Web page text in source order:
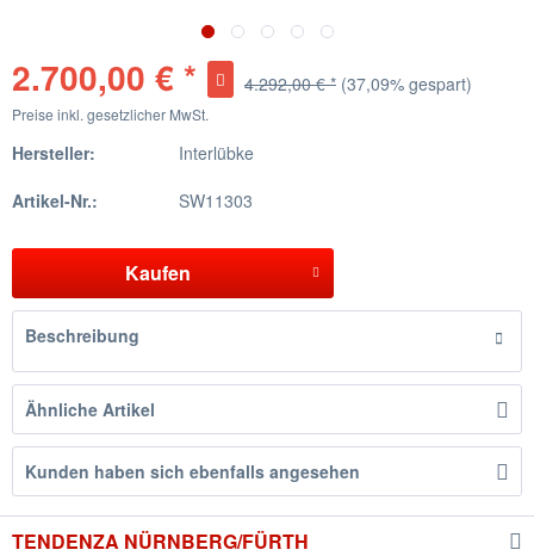
2.700,00 € * 4.292,00 € * (37,09% gespart)
Preise inkl. gesetzlicher MwSt.
Hersteller:
Interlübke
Artikel-Nr.:
SW11303
Kaufen
Beschreibung
Ähnliche Artikel
Kunden haben sich ebenfalls angesehen
TENDENZA NÜRNBERG/FÜRTH